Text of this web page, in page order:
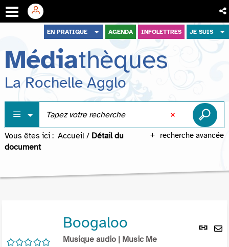
menu
contenu
recherche
EN PRATIQUE AGENDA INFOLETTRES JE SUIS
Médiathèques
La Rochelle Agglo
recherche avancée
Vous êtes ici : Accueil / Détail du
document
Lien
/5
Boogaloo
Musique audio | Music Me